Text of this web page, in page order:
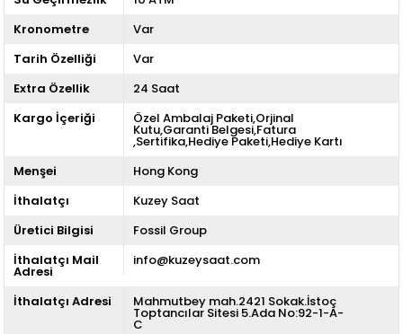
Kronometre
Var
Tarih Özelliği
Var
Extra Özellik
24 Saat
Kargo İçeriği
Özel Ambalaj Paketi,Orjinal
Kutu,Garanti Belgesi,Fatura
,Sertifika,Hediye Paketi,Hediye Kartı
Menşei
Hong Kong
İthalatçı
Kuzey Saat
Üretici Bilgisi
Fossil Group
İthalatçı Mail
Adresi
info@kuzeysaat.com
İthalatçı Adresi Mahmutbey mah.2421 Sokak.İstoç
Toptancılar Sitesi 5.Ada No:92-1-A-
C